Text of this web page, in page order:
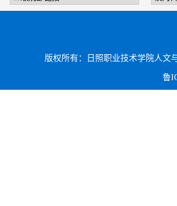
版权所有：日照职业技术学院人文
鲁